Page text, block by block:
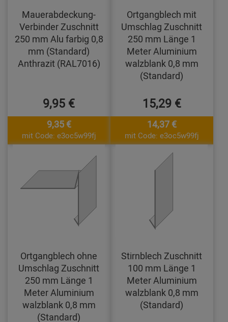
Mauerabdeckung-
Verbinder Zuschnitt
250 mm Alu farbig 0,8
mm (Standard)
Anthrazit (RAL7016)
9,95 €
9,35 €
mit Code: e3oc5w99fj
Ortgangblech mit
Umschlag Zuschnitt
250 mm Länge 1
Meter Aluminium
walzblank 0,8 mm
(Standard)
15,29 €
14,37 €
mit Code: e3oc5w99fj
Ortgangblech ohne
Umschlag Zuschnitt
250 mm Länge 1
Meter Aluminium
walzblank 0,8 mm
(Standard)
Stirnblech Zuschnitt
100 mm Länge 1
Meter Aluminium
walzblank 0,8 mm
(Standard)